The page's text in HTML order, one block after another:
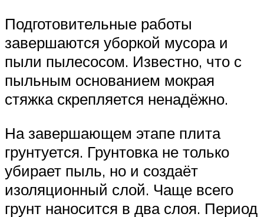
Подготовительные работы
завершаются уборкой мусора и
пыли пылесосом. Известно, что с
пыльным основанием мокрая
стяжка скрепляется ненадёжно.
На завершающем этапе плита
грунтуется. Грунтовка не только
убирает пыль, но и создаёт
изоляционный слой. Чаще всего
грунт наносится в два слоя. Период